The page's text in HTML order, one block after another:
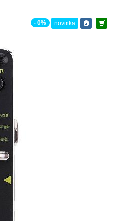
- 0% novinka